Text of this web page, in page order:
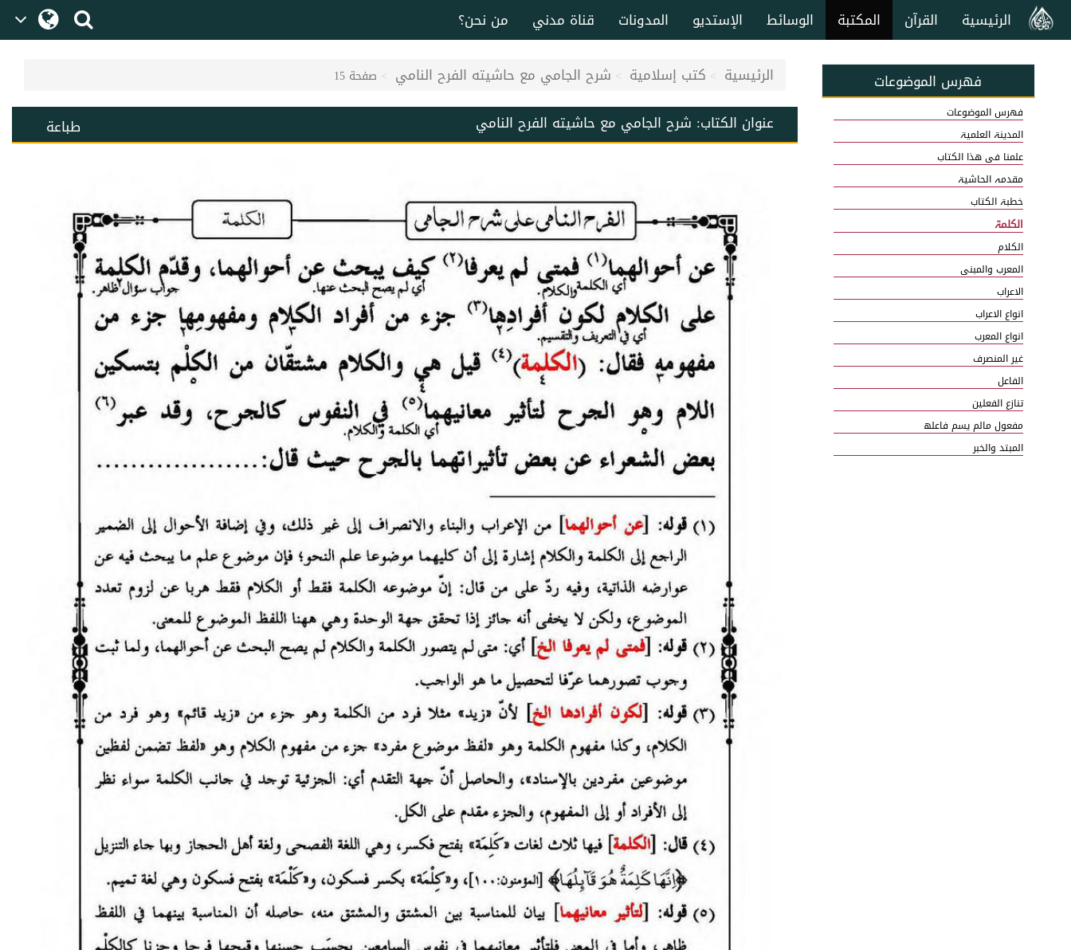
من نحن؟ قناة مدني المدونات الإستديو الوسائط المكتبة القرآن الرئيسية
الرئيسية كتب إسلامية شرح الجامي مع حاشيته الفرح النامي صفحة 15
طباعة عنوان الكتاب: شرح الجامي مع حاشيته الفرح النامي
فهرس الموضوعات
فھرس الموضوعات
المدینۃ العلمیۃ
علمنا فی ھذا الکتاب
مقدمہ الحاشیۃ
خطبۃ الکتاب
الکلمۃ
الکلام
المعرب والمبنی
الاعراب
انواع الاعراب
انواع المعرب
غیر المنصرف
الفاعل
تنازع الفعلین
مفعول مالم یسم فاعلھ
المبتد والخبر